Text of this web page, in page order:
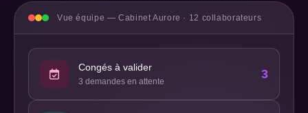
Vue équipe — Cabinet Aurore · 12 collaborateurs
Congés à valider
3 demandes en attente
3